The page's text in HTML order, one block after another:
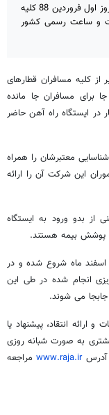
با توجه به تغییر ساعت رسمی کشور از ساعت 24 روز اول فروردین 88 کلیه
و ساعت رسمی کشور
از کلیه مسافران قطارهای
برای مسافران جا مانده
در ایستگاه راه آهن حاضر
معتبرشان را همراه
این شرکت آن را ارائه
از بدو ورود به ایستگاه
پوشش بیمه هستند.
نوروزی قطارهای مسافری در سال جاری از 25 اسفند ماه شروع شده و در
ریزی انجام شده در طی این
می شوند.
ارائه انتقاد، پیشنهاد یا
139 واحد ارتباط با مشتری به صورت شبانه روزی
آدرسwww.raja.irمراجعه